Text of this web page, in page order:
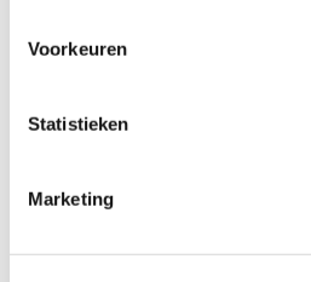
Voorkeuren
Statistieken
Marketing
Jochen Dekker
Tilburg